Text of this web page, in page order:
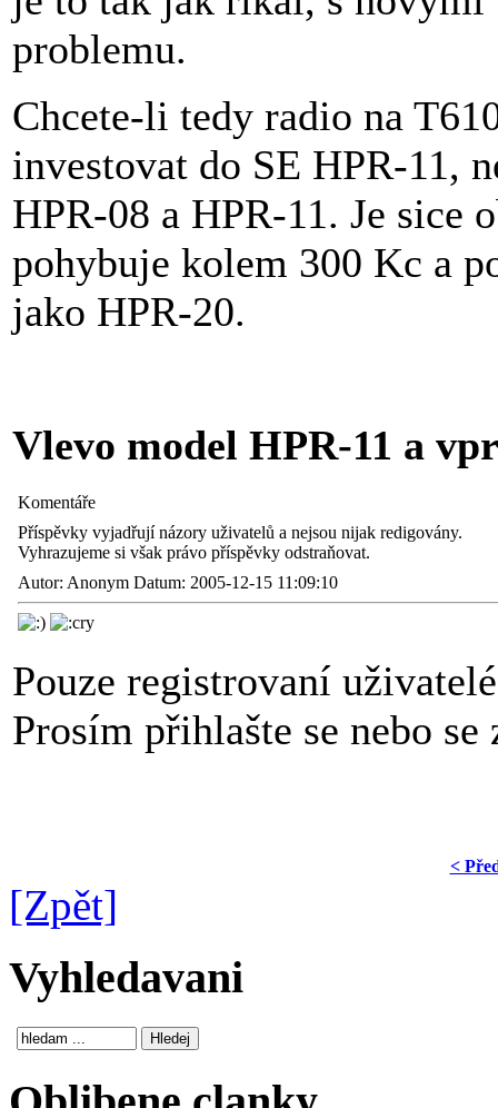
problemu.
Chcete-li tedy radio na
investovat do SE HPR-11,
HPR-08 a HPR-11. Je sice
pohybuje kolem 300 Kc a
jako HPR-20.
Vlevo model HPR-11 a
Komentáře
Příspěvky vyjadřují názory uživatelů a nejsou nijak redigovány.
Vyhrazujeme si však právo příspěvky odstraňovat.
Autor: Anonym Datum: 2005-12-15 11:09:10
Pouze registrovaní
Prosím přihlašte se nebo
<
[Zpět]
Vyhledavani